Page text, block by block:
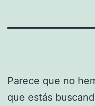
Parece que no
que estás